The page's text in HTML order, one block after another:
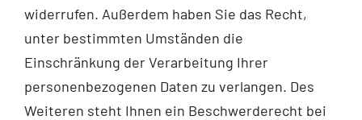
widerrufen. Außerdem haben Sie das Recht,
unter bestimmten Umständen die
Einschränkung der Verarbeitung Ihrer
personenbezogenen Daten zu verlangen. Des
Weiteren steht Ihnen ein Beschwerderecht bei